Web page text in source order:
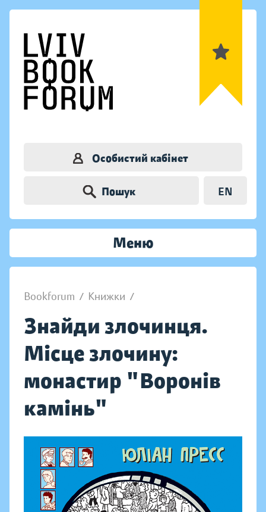
Особистий кабінет
Пошук EN
Меню
Bookforum / Книжки /
Знайди злочинця.
Місце злочину:
монастир "Воронів
камінь"